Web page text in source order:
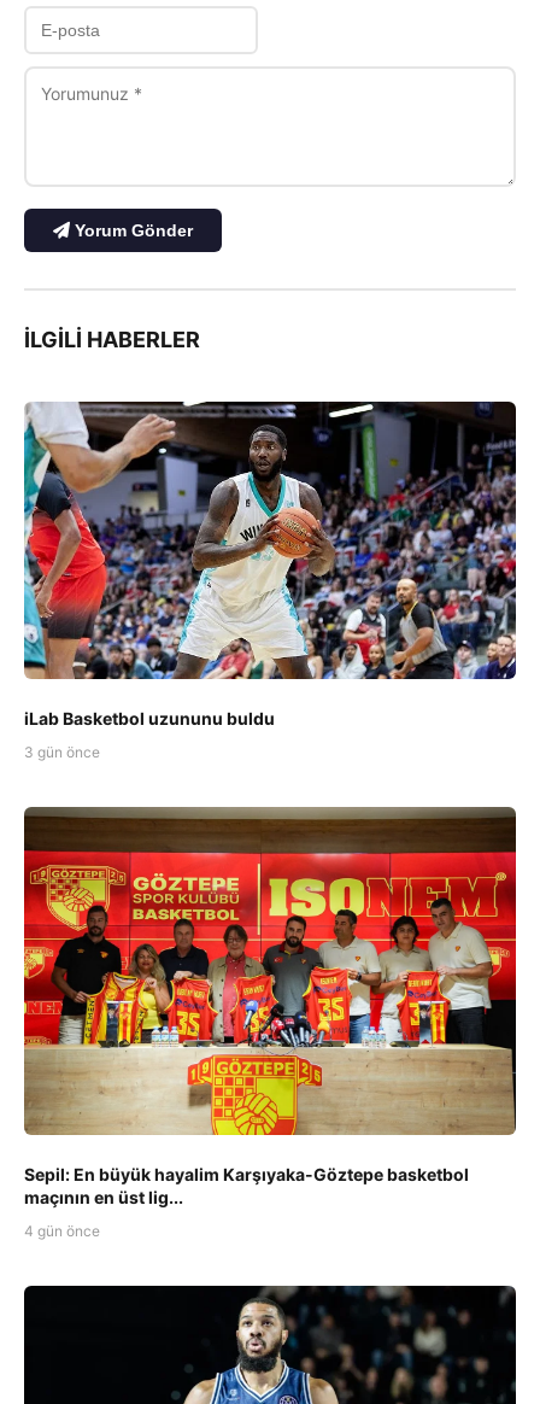
Yorum Gönder
İLGILI HABERLER
iLab Basketbol uzununu buldu
3 gün önce
Sepil: En büyük hayalim Karşıyaka-Göztepe basketbol
maçının en üst lig...
4 gün önce